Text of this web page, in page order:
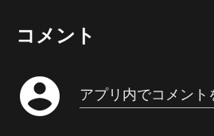
コメント
account_circle アプリ内でコメント